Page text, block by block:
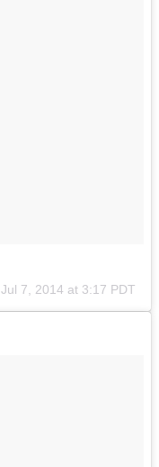
Jul 7, 2014 at 3:17 PDT